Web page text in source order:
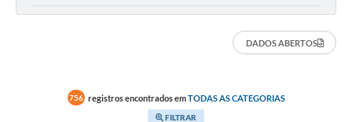
Poder Executivo (Estrutura Adm.)
DADOS ABERTOS
756 registros encontrados emTODAS AS CATEGORIAS
FILTRAR